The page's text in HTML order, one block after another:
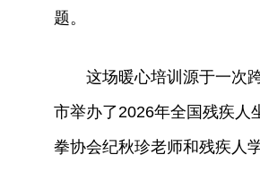
题。
这场暖心培训源于一次
市举办了2026年全国残疾人
拳协会纪秋珍老师和残疾人